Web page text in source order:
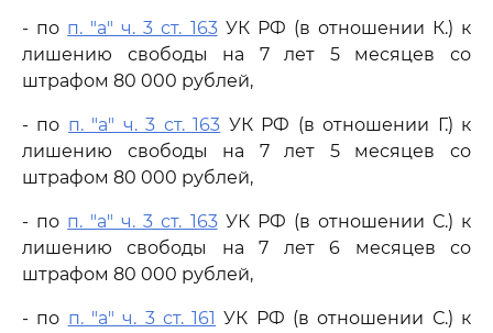
- по п. "а" ч. 3 ст. 163УК РФ (в отношении К.) к
лишению свободы на 7 лет 5 месяцев со
штрафом 80 000 рублей,
- по п. "а" ч. 3 ст. 163 УК РФ (в отношении Г.) к
лишению свободы на 7 лет 5 месяцев со
штрафом 80 000 рублей,
- по п. "а" ч. 3 ст. 163УК РФ (в отношении С.) к
лишению свободы на 7 лет 6 месяцев со
штрафом 80 000 рублей,
- по п. "а" ч. 3 ст. 161 УК РФ (в отношении С.) к